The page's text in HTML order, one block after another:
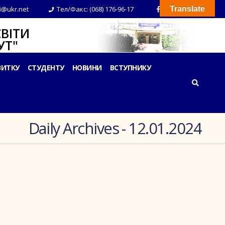
Тел/Факс: (068) 176-96-17
СТУДЕНТУ НОВИНИ ВСТУПНИКУ
Daily Archives - 12.01.2024
Translate